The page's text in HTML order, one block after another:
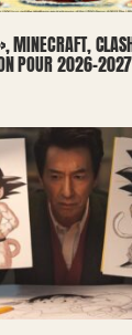
MINECRAFT,
POUR 2026-2027